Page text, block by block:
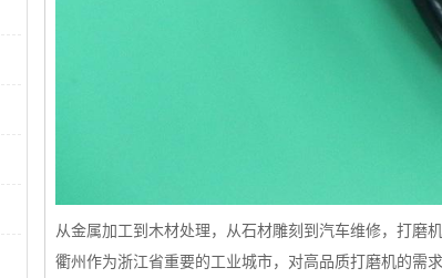
从金属加工到木材处理，从石材雕刻到汽车维修，打磨
衢州作为浙江省重要的工业城市，对高品质打磨机的需